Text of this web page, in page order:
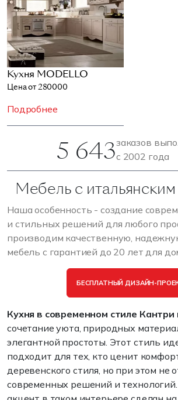
Кухня MODELLO
Цена от 280000
Подробнее
5 643заказов
с 2002 года
Мебель с
Наша особенность - создание
и стильных решений для любого
производим качественную,
мебель с гарантией до 20 лет для
БЕСПЛАТНЫЙ ДИЗАЙН-
Кухня в современном стиле Кантри
сочетание уюта, природных
элегантной простоты. Этот стиль
подходит для тех, кто ценит
деревенского стиля, но при этом не
современных решений и